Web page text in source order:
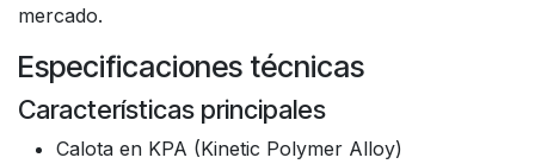
mercado.
Especificaciones técnicas
Características principales
Calota en KPA (Kinetic Polymer Alloy)